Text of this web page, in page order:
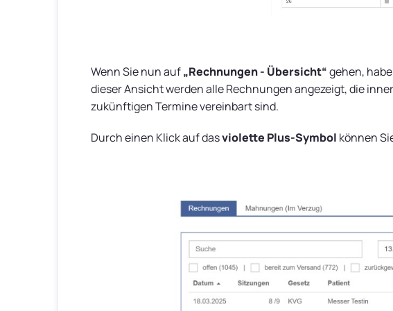
Wenn Sie nun auf„Rechnungen - Übersicht“gehen,
dieser Ansicht werden alle Rechnungen angezeigt, die
zukünftigen Termine vereinbart sind.
Durch einen Klick auf dasviolette Plus-Symbol können